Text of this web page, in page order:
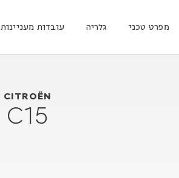
מפרט טכני גלריה עובדות מעניינות
CITROËN
C15